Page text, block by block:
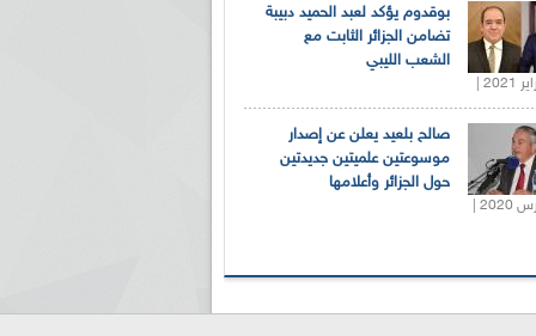
بوقدوم يؤكد لعبد الحميد دبيبة
تضامن الجزائر الثابت مع
الشعب الليبي
صالح بلعيد يعلن عن إصدار
موسوعتين علميتين جديدتين
حول الجزائر وأعلامها